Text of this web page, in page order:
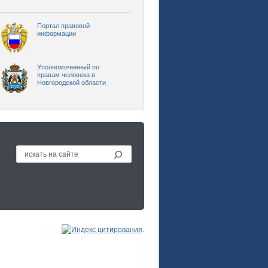
Портал правовой
информации
Уполномоченный по
правам человека в
Новгородской области
.